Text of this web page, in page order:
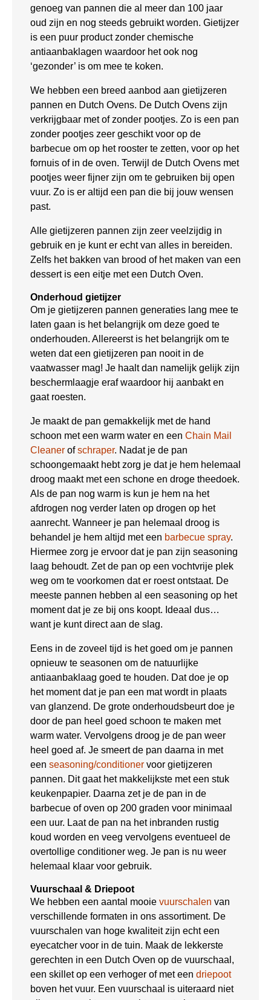
genoeg van pannen die al meer dan 100 jaar
oud zijn en nog steeds gebruikt worden. Gietijzer
is een puur product zonder chemische
antiaanbaklagen waardoor het ook nog
‘gezonder’ is om mee te koken.
We hebben een breed aanbod aan gietijzeren
pannen en Dutch Ovens. De Dutch Ovens zijn
verkrijgbaar met of zonder pootjes. Zo is een pan
zonder pootjes zeer geschikt voor op de
barbecue om op het rooster te zetten, voor op het
fornuis of in de oven. Terwijl de Dutch Ovens met
pootjes weer fijner zijn om te gebruiken bij open
vuur. Zo is er altijd een pan die bij jouw wensen
past.
Alle gietijzeren pannen zijn zeer veelzijdig in
gebruik en je kunt er echt van alles in bereiden.
Zelfs het bakken van brood of het maken van een
dessert is een eitje met een Dutch Oven.
Onderhoud gietijzer
Om je gietijzeren pannen generaties lang mee te
laten gaan is het belangrijk om deze goed te
onderhouden. Allereerst is het belangrijk om te
weten dat een gietijzeren pan nooit in de
vaatwasser mag! Je haalt dan namelijk gelijk zijn
beschermlaagje eraf waardoor hij aanbakt en
gaat roesten.
Je maakt de pan gemakkelijk met de hand
schoon met een warm water en een Chain Mail
Cleaner ofschraper. Nadat je de pan
schoongemaakt hebt zorg je dat je hem helemaal
droog maakt met een schone en droge theedoek.
Als de pan nog warm is kun je hem na het
afdrogen nog verder laten op drogen op het
aanrecht. Wanneer je pan helemaal droog is
behandel je hem altijd met een barbecue spray.
Hiermee zorg je ervoor dat je pan zijn seasoning
laag behoudt. Zet de pan op een vochtvrije plek
weg om te voorkomen dat er roest ontstaat. De
meeste pannen hebben al een seasoning op het
moment dat je ze bij ons koopt. Ideaal dus…
want je kunt direct aan de slag.
Eens in de zoveel tijd is het goed om je pannen
opnieuw te seasonen om de natuurlijke
antiaanbaklaag goed te houden. Dat doe je op
het moment dat je pan een mat wordt in plaats
van glanzend. De grote onderhoudsbeurt doe je
door de pan heel goed schoon te maken met
warm water. Vervolgens droog je de pan weer
heel goed af. Je smeert de pan daarna in met
een seasoning/conditioner voor gietijzeren
pannen. Dit gaat het makkelijkste met een stuk
keukenpapier. Daarna zet je de pan in de
barbecue of oven op 200 graden voor minimaal
een uur. Laat de pan na het inbranden rustig
koud worden en veeg vervolgens eventueel de
overtollige conditioner weg. Je pan is nu weer
helemaal klaar voor gebruik.
Vuurschaal & Driepoot
We hebben een aantal mooie vuurschalen van
verschillende formaten in ons assortiment. De
vuurschalen van hoge kwaliteit zijn echt een
eyecatcher voor in de tuin. Maak de lekkerste
gerechten in een Dutch Oven op de vuurschaal,
een skillet op een verhoger of met een driepoot
boven het vuur. Een vuurschaal is uiteraard niet